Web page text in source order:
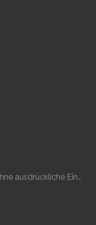
Rechtssichere Email-Werbung ohne ausdrückliche Einwilligung